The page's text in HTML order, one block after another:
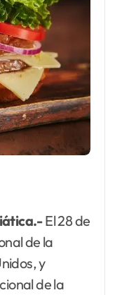
El 28 de
de la
y
de la